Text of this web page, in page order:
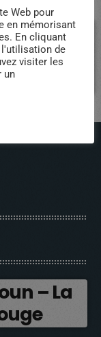
– La
Web pour
en mémorisant
En cliquant
l'utilisation de
visiter les
un